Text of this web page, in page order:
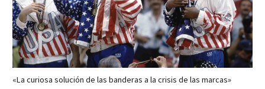
«La curiosa solución de las banderas a la crisis de las marcas»